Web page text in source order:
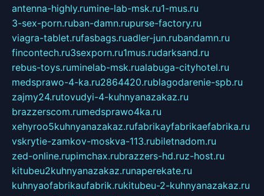
antenna-highly.rumine-lab-msk.ru1-mus.ru
3-sex-porn.ruban-damn.rupurse-factory.ru
viagra-tablet.rufasbags.ruadler-jun.rubandamn.ru
fincontech.ru3sexporn.ru1mus.rudarksand.ru
rebus-toys.ruminelab-msk.rualabuga-cityhotel.ru
medsprawo-4-ka.ru2864420.rublagodarenie-spb.ru
zajmy24.rutovudyi-4-kuhnyanazakaz.ru
brazzerscom.rumedsprawo4ka.ru
xehyroo5kuhnyanazakaz.rufabrikayfabrikaefabrika.ru
vskrytie-zamkov-moskva-113.rubiletnadom.ru
zed-online.rupimchax.rubrazzers-hd.ruz-host.ru
kitubeu2kuhnyanazakaz.runaperekate.ru
kuhnyaofabrikaufabrik.rukitubeu-2-kuhnyanazakaz.ru